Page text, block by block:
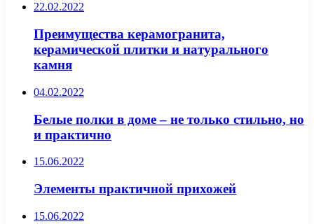
22.02.2022
Преимущества керамогранита,
керамической плитки и натурального
камня
04.02.2022
Белые полки в доме – не только стильно, но
и практично
15.06.2022
Элементы практичной прихожей
15.06.2022